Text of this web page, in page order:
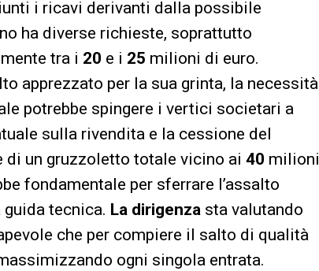
i ricavi derivanti dalla possibile
ha diverse richieste, soprattutto
tra i 20 e i 25 milioni di euro.
apprezzato per la sua grinta, la necessità
potrebbe spingere i vertici societari a
sulla rivendita e la cessione del
di un gruzzoletto totale vicino ai 40 milioni
fondamentale per sferrare l’assalto
tecnica. La dirigenza sta valutando
che per compiere il salto di qualità
ogni singola entrata.